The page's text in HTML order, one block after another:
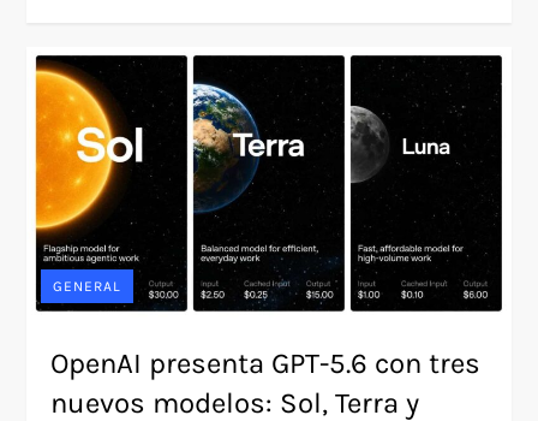
GENERAL
OpenAI presenta GPT-5.6 con tres
nuevos modelos: Sol, Terra y